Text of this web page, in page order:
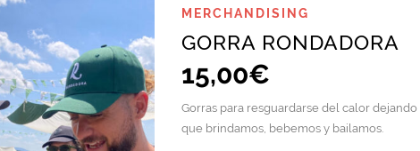
MERCHANDISING
GORRA RONDADORA
15,00€
Gorras para resguardarse del calor
que brindamos, bebemos y bailamos.